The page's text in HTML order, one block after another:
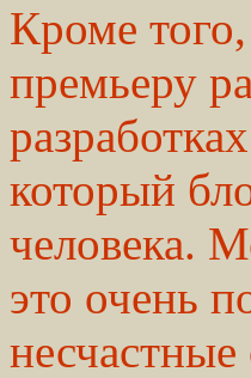
Кроме
премьеру
который
человека.
это очень
несчастные